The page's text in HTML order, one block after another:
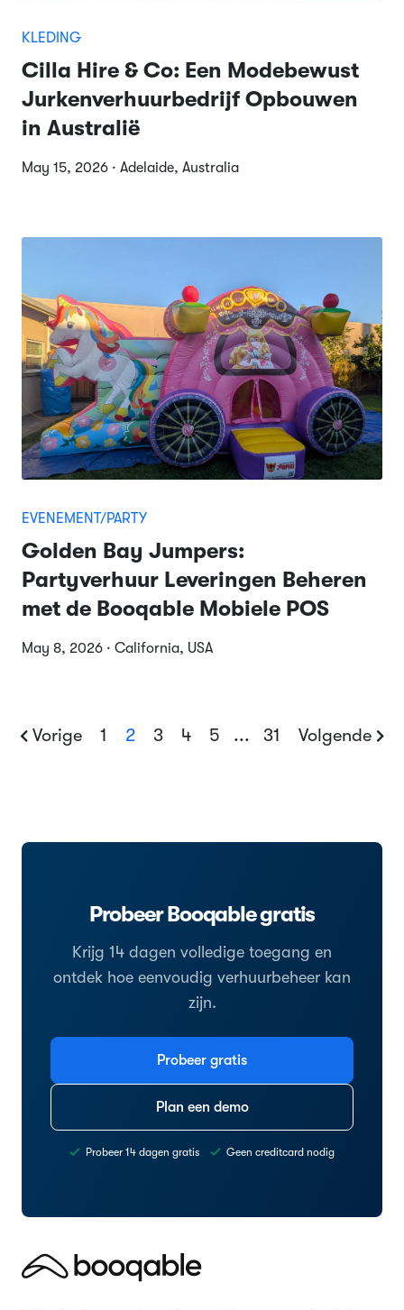
KLEDING
Cilla Hire & Co: Een Modebewust
Jurkenverhuurbedrijf Opbouwen
in Australië
May 15, 2026 · Adelaide, Australia
EVENEMENT/PARTY
Golden Bay Jumpers:
Partyverhuur Leveringen Beheren
met de Booqable Mobiele POS
May 8, 2026 · California, USA
Vorige 1 2 3 4 5 ... 31 Volgende
Probeer Booqable gratis
Krijg 14 dagen volledige toegang en
ontdek hoe eenvoudig verhuurbeheer kan
zijn.
Probeer gratis
Plan een demo
Probeer 14 dagen gratis Geen creditcard nodig